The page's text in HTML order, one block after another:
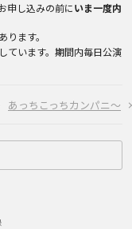
あっちこっちカンパニ～
申し込みの前にいま一度内
ます。
ています。期間内毎日公演